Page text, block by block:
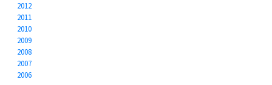
2012
2011
2010
2009
2008
2007
2006